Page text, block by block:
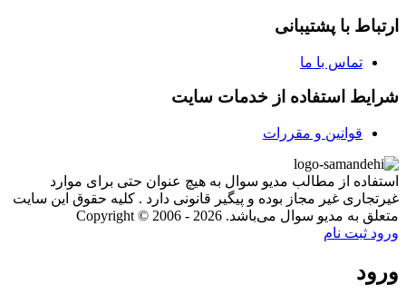
ارتباط با پشتیبانی
تماس با ما
شرایط استفاده از خدمات سایت
قوانین و مقررات
استفاده از مطالب مدیو سوال به هیچ عنوان حتی برای موارد
غیرتجاری غیر مجاز بوده و پیگیر قانونی دارد . کلیه حقوق این سایت
متعلق به مدیو سوال می‌باشد. Copyright © 2006 - 2026
ورود ثبت نام
ورود